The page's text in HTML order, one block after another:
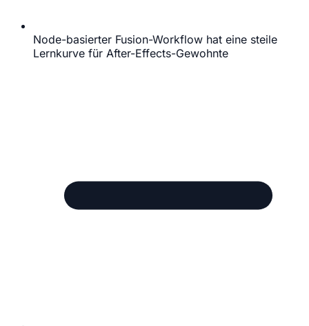
Node-basierter Fusion-Workflow hat eine steile
Lernkurve für After-Effects-Gewohnte